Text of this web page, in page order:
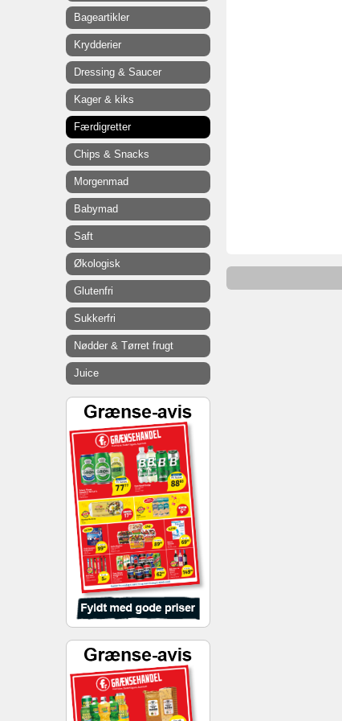
Bageartikler
Krydderier
Dressing & Saucer
Kager & kiks
Færdigretter
Chips & Snacks
Morgenmad
Babymad
Saft
Økologisk
Glutenfri
Sukkerfri
Nødder & Tørret frugt
Juice